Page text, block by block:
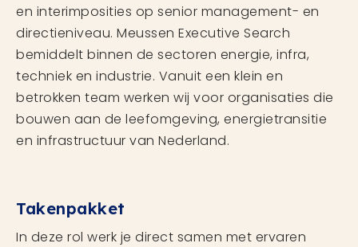
en interimposities op senior management- en
directieniveau. Meussen Executive Search
bemiddelt binnen de sectoren energie, infra,
techniek en industrie. Vanuit een klein en
betrokken team werken wij voor organisaties die
bouwen aan de leefomgeving, energietransitie
en infrastructuur van Nederland.
Takenpakket
In deze rol werk je direct samen met ervaren